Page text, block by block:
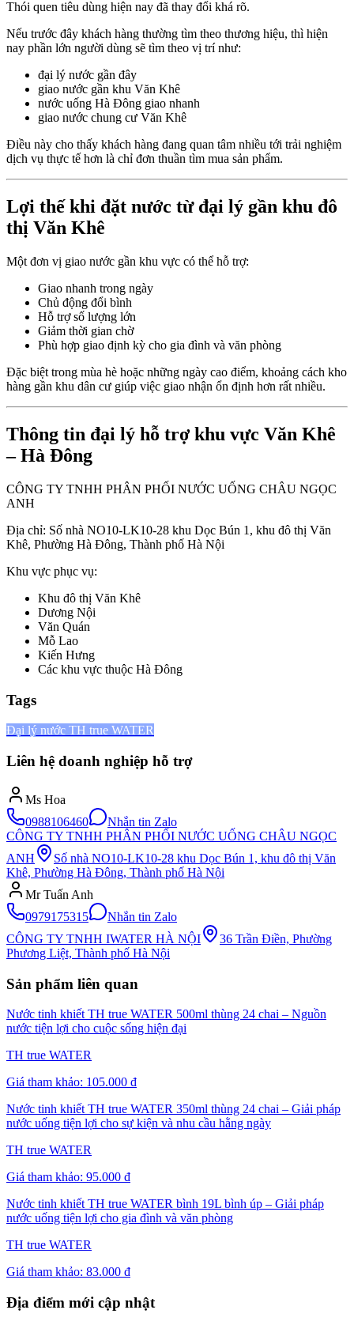
Thói quen tiêu dùng hiện nay đã thay đổi khá rõ.
Nếu trước đây khách hàng thường tìm theo thương hiệu, thì hiện
nay phần lớn người dùng sẽ tìm theo vị trí như:
đại lý nước gần đây
giao nước gần khu Văn Khê
nước uống Hà Đông giao nhanh
giao nước chung cư Văn Khê
Điều này cho thấy khách hàng đang quan tâm nhiều tới trải nghiệm
dịch vụ thực tế hơn là chỉ đơn thuần tìm mua sản phẩm.
Lợi thế khi đặt nước từ đại lý gần khu đô
thị Văn Khê
Một đơn vị giao nước gần khu vực có thể hỗ trợ:
Giao nhanh trong ngày
Chủ động đổi bình
Hỗ trợ số lượng lớn
Giảm thời gian chờ
Phù hợp giao định kỳ cho gia đình và văn phòng
Đặc biệt trong mùa hè hoặc những ngày cao điểm, khoảng cách kho
hàng gần khu dân cư giúp việc giao nhận ổn định hơn rất nhiều.
Thông tin đại lý hỗ trợ khu vực Văn Khê
– Hà Đông
CÔNG TY TNHH PHÂN PHỐI NƯỚC UỐNG CHÂU NGỌC
ANH
Địa chỉ: Số nhà NO10-LK10-28 khu Dọc Bún 1, khu đô thị Văn
Khê, Phường Hà Đông, Thành phố Hà Nội
Khu vực phục vụ:
Khu đô thị Văn Khê
Dương Nội
Văn Quán
Mỗ Lao
Kiến Hưng
Các khu vực thuộc Hà Đông
Tags
Đại lý nước TH true WATER
Liên hệ doanh nghiệp hỗ trợ
Ms Hoa
0988106460
Nhắn tin Zalo
CÔNG TY TNHH PHÂN PHỐI NƯỚC UỐNG CHÂU NGỌC
ANH
Số nhà NO10-LK10-28 khu Dọc Bún 1, khu đô thị Văn
Khê, Phường Hà Đông, Thành phố Hà Nội
Mr Tuấn Anh
0979175315
Nhắn tin Zalo
CÔNG TY TNHH IWATER HÀ NỘI
36 Trần Điền, Phường
Phương Liệt, Thành phố Hà Nội
Sản phẩm liên quan
Nước tinh khiết TH true WATER 500ml thùng 24 chai – Nguồn
nước tiện lợi cho cuộc sống hiện đại
TH true WATER
Giá tham khảo: 105.000 đ
Nước tinh khiết TH true WATER 350ml thùng 24 chai – Giải pháp
nước uống tiện lợi cho sự kiện và nhu cầu hằng ngày
TH true WATER
Giá tham khảo: 95.000 đ
Nước tinh khiết TH true WATER bình 19L bình úp – Giải pháp
nước uống tiện lợi cho gia đình và văn phòng
TH true WATER
Giá tham khảo: 83.000 đ
Địa điểm mới cập nhật